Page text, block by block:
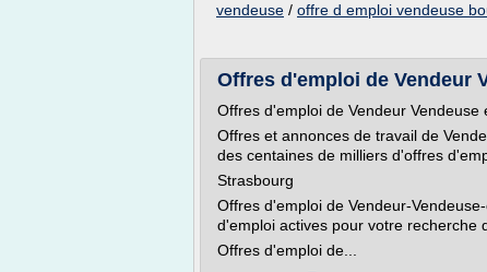
vendeuse / offre d emploi vendeuse
Offres d'emploi de Vendeur
Offres d'emploi de Vendeur
Offres et annonces de travail de
des centaines de milliers d'offres
Strasbourg
Offres d'emploi de Vendeur-
d'emploi actives pour votre recherche
Offres d'emploi de...